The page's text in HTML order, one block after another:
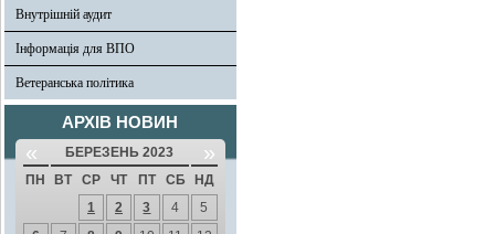
Внутрішній аудит
Інформація для ВПО
Ветеранська політика
АРХІВ НОВИН
« БЕРЕЗЕНЬ 2023 »
ПН ВТ СР ЧТ ПТ СБ
НД
1
2 3 4
5